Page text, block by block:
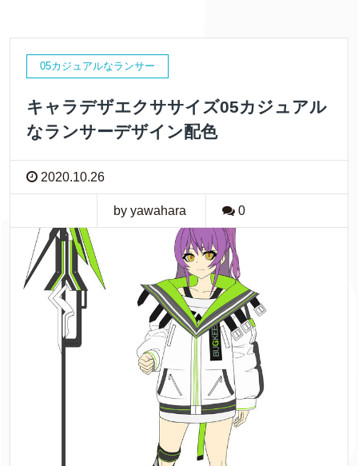
05カジュアルなランサー
キャラデザエクササイズ05カジュアル
なランサーデザイン配色
2020.10.26
by yawahara 0